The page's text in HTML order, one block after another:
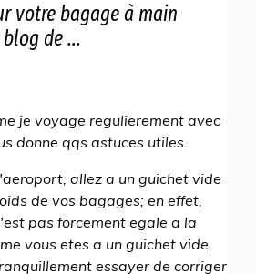
votre bagage à main
de ...
je voyage regulierement avec
donne qqs astuces utiles.
allez a un guichet vide
de vos bagages; en effet,
pas forcement egale a la
vous etes a un guichet vide,
essayer de corriger